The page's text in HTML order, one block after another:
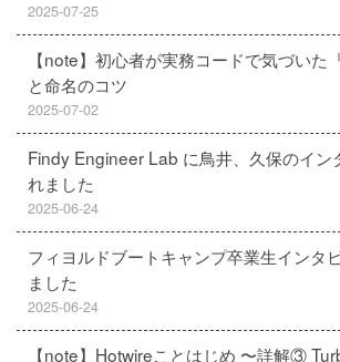
2025-07-25
【note】初心者が実務コードで気づいた
と命名のコツ
2025-07-02
Findy Engineer Lab に鳥井、久保のイン
れました
2025-06-24
フィヨルドブートキャンプ卒業生インタ
ました
2025-06-24
【note】Hotwireことはじめ 〜詳解③